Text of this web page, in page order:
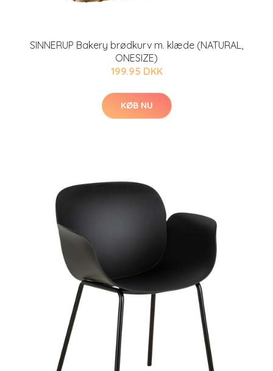
SINNERUP Bakery brødkurv m. klæde (NATURAL,
ONESIZE)
199.95 DKK
KØB NU